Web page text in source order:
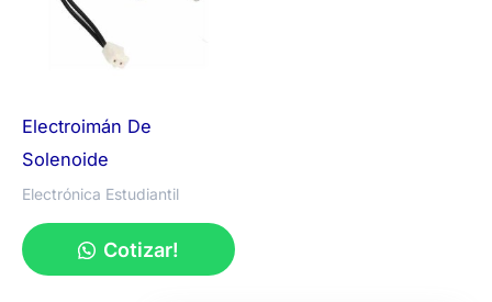
Electroimán De
Solenoide
Electrónica Estudiantil
Cotizar!